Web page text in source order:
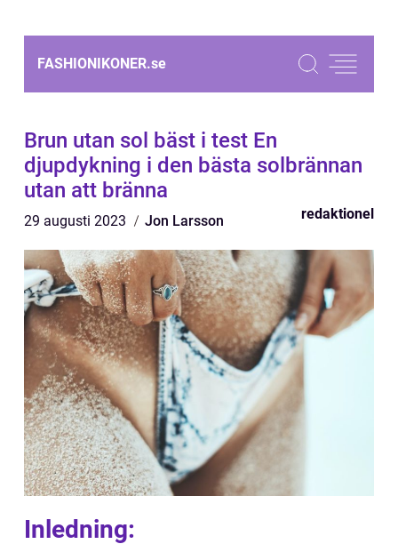
FASHIONIKONER.se
Brun utan sol bäst i test En
djupdykning i den bästa solbrännan
utan att bränna
29 augusti 2023 Jon Larsson redaktionel
Inledning: